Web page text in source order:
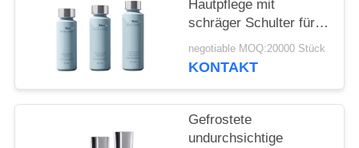
ANFORDERN
SITEMAP
PRIVACY
Hautpflege mit
schräger Schulter für
High-End-Marken mit
CMYK-Druck und
negotiable MOQ:20000 Stück
KONTAKT
Gefrostete
undurchsichtige